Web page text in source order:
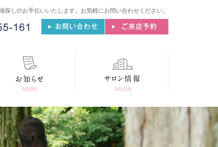
探しのお手伝いいたします。 お気軽にお問い合わせください。